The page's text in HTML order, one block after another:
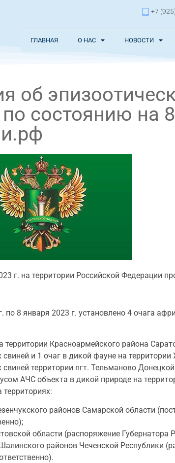
+7
ГЛАВНАЯ О НАС НОВОСТИ
об
состоянию на
г. на территории Российской Федерации
по 8 января 2023 г. установлено 4 очага
территории Красноармейского района
и 1 очаг в дикой фауне на
территории пгт. Тельманово
АЧС объекта в дикой природе на
районов Самарской области
области (распоряжение
районов Чеченской Республики